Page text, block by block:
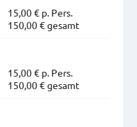
15,00 € p. Pers.
150,00 € gesamt
15,00 € p. Pers.
150,00 € gesamt